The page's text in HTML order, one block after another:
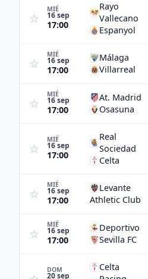
☆
MIÉ
16 sep
17:00
Rayo
Vallecano
Espanyol
☆
MIÉ
16 sep
17:00
Málaga
Villarreal
☆
MIÉ
16 sep
17:00
At. Madrid
Osasuna
☆
MIÉ
16 sep
17:00
Real
Sociedad
Celta
☆
MIÉ
16 sep
17:00
Levante
Athletic Club
☆
MIÉ
16 sep
17:00
Deportivo
Sevilla FC
DOM
20 sep
Celta